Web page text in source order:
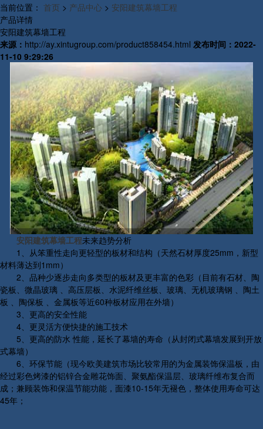
当前位置： 首页 > 产品中心 > 安阳建筑幕墙工程
产品详情
安阳建筑幕墙工程
来源： http://ay.xintugroup.com/product858454.html 发布时间： 2022-
11-10 9:29:26
安阳建筑幕墙工程未来趋势分析
1、从笨重性走向更轻型的板材和结构（天然石材厚度25mm，新型
材料薄达到1mm）
2、品种少逐步走向多类型的板材及更丰富的色彩（目前有石材、陶
瓷板、微晶玻璃 、高压层板、水泥纤维丝板、玻璃、无机玻璃钢 、陶土
板 、陶保板 、金属板等近60种板材应用在外墙）
3、更高的安全性能
4、更灵活方便快捷的施工技术
5、更高的防水 性能，延长了幕墙的寿命（从封闭式幕墙发展到开放
式幕墙）
6、环保节能（现今欧美建筑市场比较常用的为金属装饰保温板，由
经过彩色烤漆的铝锌合金雕花饰面、聚氨酯保温层、玻璃纤维布复合而
成；兼顾装饰和保温节能功能，面漆10-15年无褪色，整体使用寿命可达
45年；